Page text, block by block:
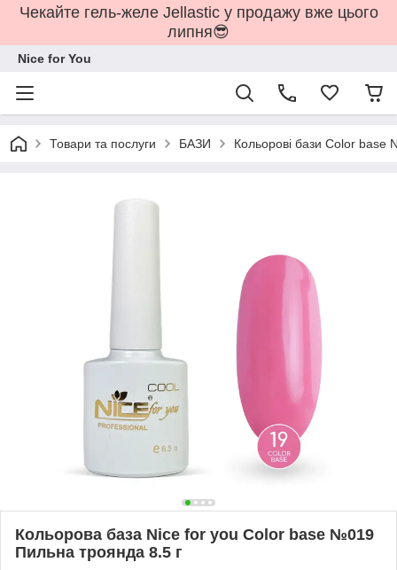
Чекайте гель-желе Jellastic у продажу вже цього
липня😎
Nice for You
Товари та послуги БАЗИ Кольорові бази Color base
Кольорова база Nice for you Color base №019
Пильна троянда 8.5 г